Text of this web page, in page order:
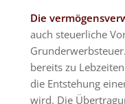
Die
auch steuerliche
bereits zu
die Entstehung
wird. Die